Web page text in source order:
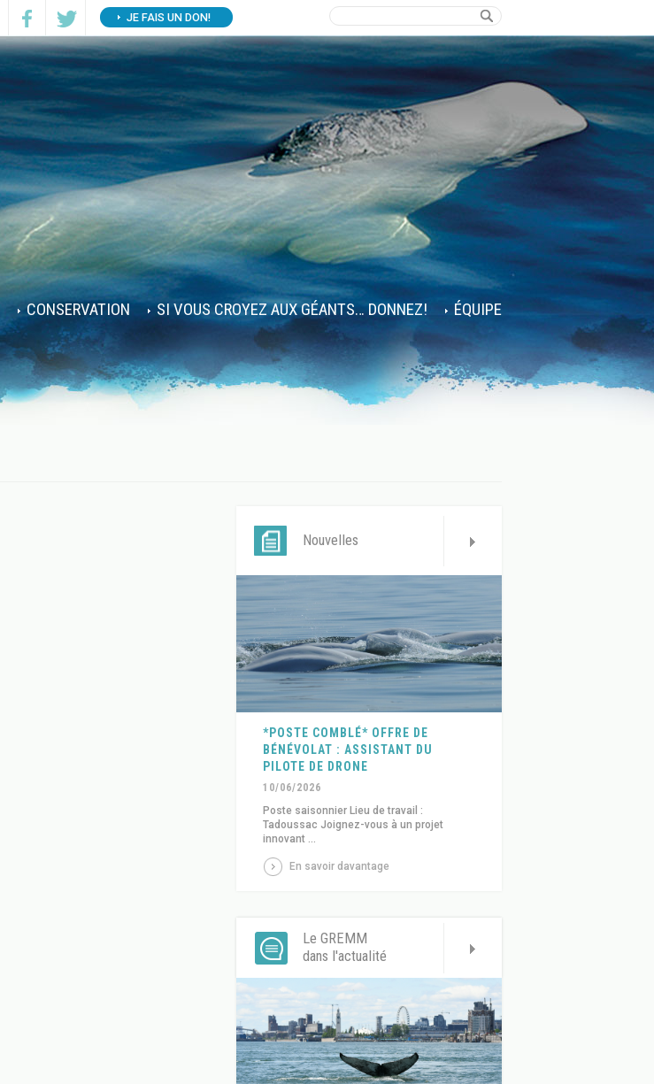
JE FAIS UN DON!
CONSERVATION SI VOUS CROYEZ AUX GÉANTS… DONNEZ! ÉQUIPE
Nouvelles
*POSTE COMBLÉ* OFFRE DE
BÉNÉVOLAT : ASSISTANT DU
PILOTE DE DRONE
10/06/2026
Poste saisonnier Lieu de travail :
Tadoussac Joignez-vous à un projet
innovant ...
En savoir davantage
Le GREMM
dans l'actualité